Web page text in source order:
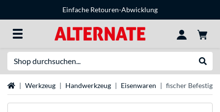
Einfache Retouren-Abwicklung
StartseiteWerkzeug Handwerkzeug Eisenwaren fischer